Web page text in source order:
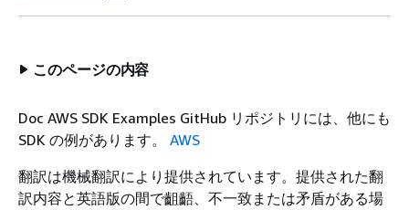
このページの内容
Doc AWS SDK Examples GitHub リポジトリには、他にも
SDK の例があります。 AWS
翻訳は機械翻訳により提供されています。提供された翻
訳内容と英語版の間で齟齬、不一致または矛盾がある場